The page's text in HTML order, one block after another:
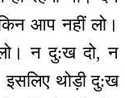
आप नहीं लो।
न दु:ख दो, न
थोड़ी दु:ख